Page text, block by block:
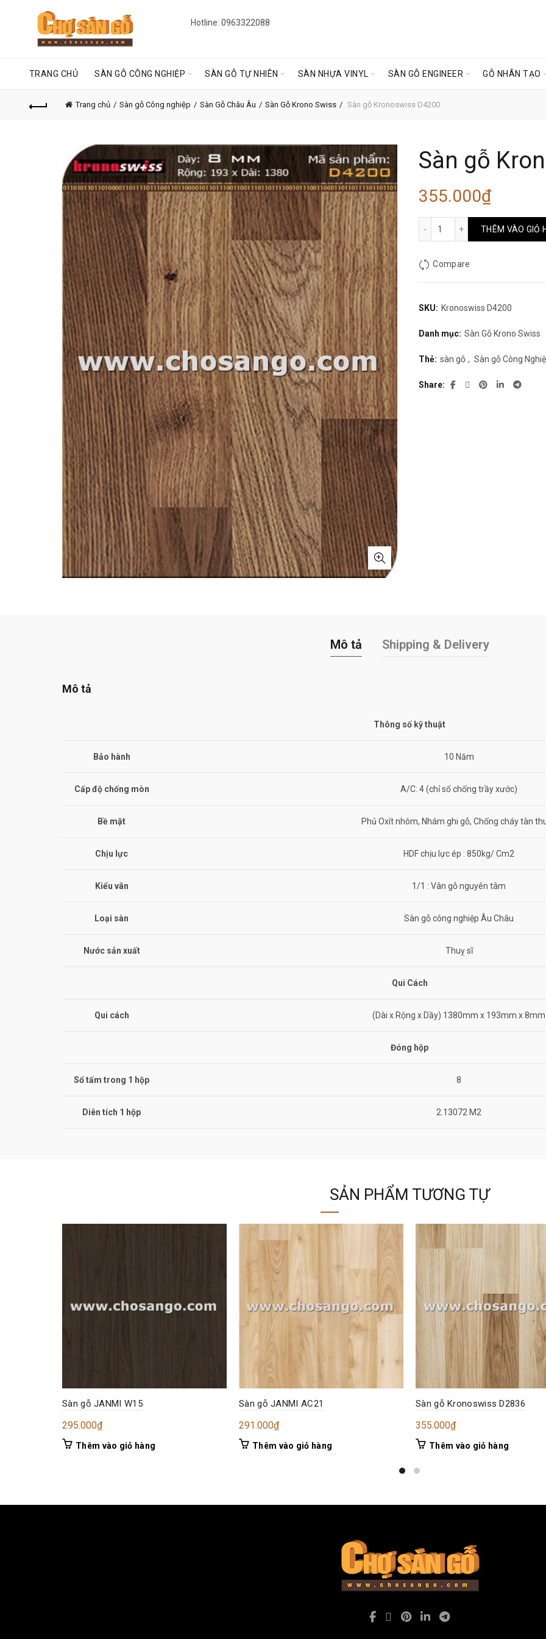
Hotline: 0963322088
TRANG CHỦ SÀN GỖ CÔNG NGHIỆP SÀN GỖ TỰ NHIÊN SÀN NHỰA VINYL SÀN GỖ ENGINEER GỖ NHÂN TẠO
Trang chủ Sàn gỗ Công nghiệp Sàn Gỗ Châu Âu Sàn Gỗ Krono Swiss Sàn gỗ Kronoswiss D4200
Sàn gỗ
355.000₫
Sàn gỗ Kronoswiss D4200
THÊM VÀO GIỎ
Compare
SKU: Kronoswiss D4200
Danh mục: Sàn Gỗ Krono Swiss
Thẻ: sàn gỗ , Sàn gỗ Công
Share
Mô tả Shipping & Delivery
Mô tả
Thông số kỹ thuật
Bảo hành 10 Năm
Cấp độ chống mòn A/C: 4 (chỉ số chống trầy xước)
Bề mặt Phủ Oxít nhôm, Nhám ghi gỗ, Chống cháy tàn
Chịu lực HDF chịu lực ép : 850kg/ Cm2
Kiểu vân 1/1 : Vân gỗ nguyên tâm
Loại sàn Sàn gỗ công nghiệp Âu Châu
Nước sản xuất Thuỵ sĩ
Qui Cách
Qui cách (Dài x Rộng x Dầy) 1380mm x 193mm x 8mm
Đóng hộp
Số tấm trong 1 hộp 8
Diên tích 1 hộp 2.13072 M2
SẢN PHẨM TƯƠNG TỰ
Sàn gỗ JANMI W15
295.000₫
Thêm vào giỏ hàng
Sàn gỗ JANMI AC21
291.000₫
Thêm vào giỏ hàng
Sàn gỗ Kronoswiss D2836
355.000₫
Thêm vào giỏ hàng